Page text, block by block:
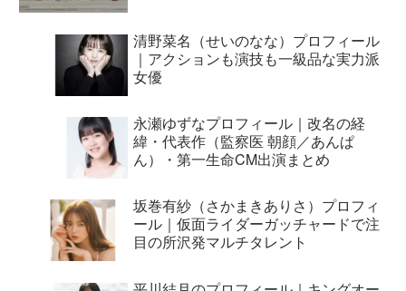
清野菜名（せいのなな）プロフィール
｜アクションも演技も一級品な実力派
女優
永瀬ゆずなプロフィール｜改名の経
緯・代表作（監察医 朝顔／あんぱ
ん）・第一生命CM出演まとめ
坂巻有紗（さかまきありさ）プロフィ
ール｜仮面ライダーガッチャードで注
目の所沢発マルチタレント